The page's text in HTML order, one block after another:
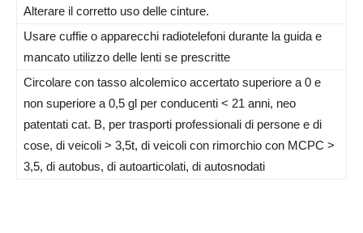
Alterare il corretto uso delle cinture.
Usare cuffie o apparecchi radiotelefoni durante la guida e
mancato utilizzo delle lenti se prescritte
Circolare con tasso alcolemico accertato superiore a 0 e
non superiore a 0,5 gl per conducenti < 21 anni, neo
patentati cat. B, per trasporti professionali di persone e di
cose, di veicoli > 3,5t, di veicoli con rimorchio con MCPC >
3,5, di autobus, di autoarticolati, di autosnodati